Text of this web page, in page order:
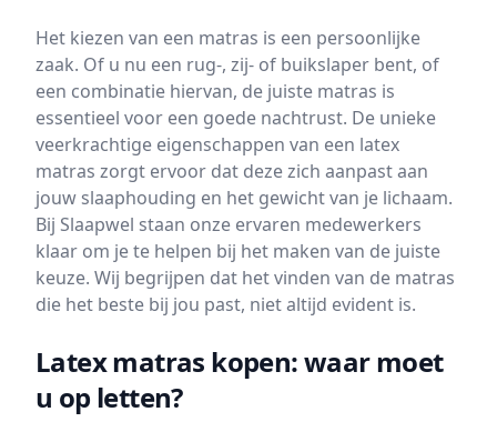
Het kiezen van een matras is een persoonlijke
zaak. Of u nu een rug-, zij- of buikslaper bent, of
een combinatie hiervan, de juiste matras is
essentieel voor een goede nachtrust. De unieke
veerkrachtige eigenschappen van een latex
matras zorgt ervoor dat deze zich aanpast aan
jouw slaaphouding en het gewicht van je lichaam.
Bij Slaapwel staan onze ervaren medewerkers
klaar om je te helpen bij het maken van de juiste
keuze. Wij begrijpen dat het vinden van de matras
die het beste bij jou past, niet altijd evident is.
Latex matras kopen: waar moet
u op letten?